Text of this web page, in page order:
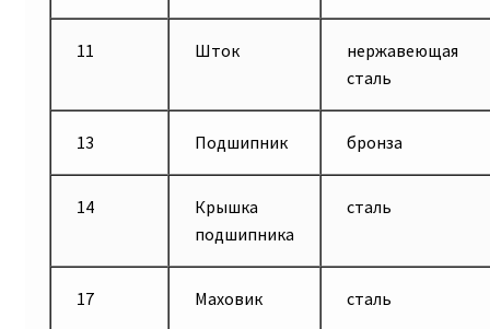
11 Шток
нержавеющая
сталь
13 Подшипник бронза
14
Крышка
подшипника
сталь
17 Маховик сталь